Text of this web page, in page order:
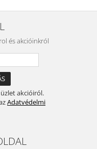
és akcióinkról
akcióiról.
Adatvédelmi